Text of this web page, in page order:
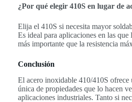
¿Por qué elegir 410S en lugar de
Elija el 410S si necesita mayor
Es ideal para aplicaciones en las
más importante que la resistencia
Conclusión
El acero inoxidable 410/410S ofrece
única de propiedades que lo hacen
aplicaciones industriales. Tanto si